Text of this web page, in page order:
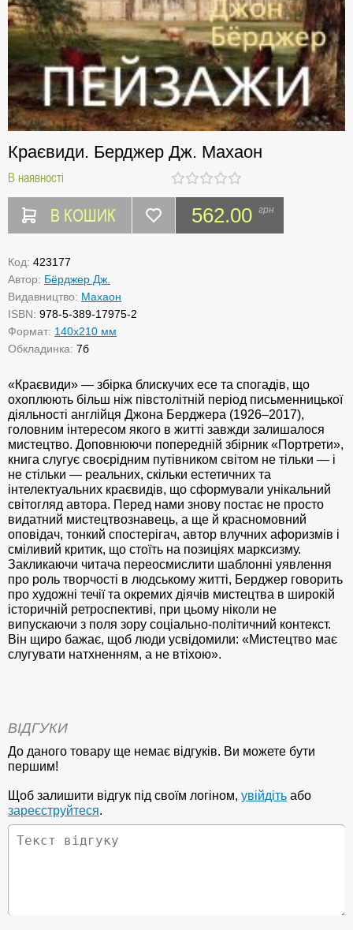
Краєвиди. Берджер Дж. Махаон
В наявності
В КОШИК 562.00 грн
Код: 423177
Автор: Бёрджер Дж.
Видавництво: Махаон
ISBN: 978-5-389-17975-2
Формат: 140х210 мм
Обкладинка: 7б
«Краєвиди» — збірка блискучих есе та спогадів, що
охоплюють більш ніж півстолітній період письменницької
діяльності англійця Джона Берджера (1926–2017),
головним інтересом якого в житті завжди залишалося
мистецтво. Доповнюючи попередній збірник «Портрети»,
книга слугує своєрідним путівником світом не тільки — і
не стільки — реальних, скільки естетичних та
інтелектуальних краєвидів, що сформували унікальний
світогляд автора. Перед нами знову постає не просто
видатний мистецтвознавець, а ще й красномовний
оповідач, тонкий спостерігач, автор влучних афоризмів і
сміливий критик, що стоїть на позиціях марксизму.
Закликаючи читача переосмислити шаблонні уявлення
про роль творчості в людському житті, Берджер говорить
про художні течії та окремих діячів мистецтва в широкій
історичній ретроспективі, при цьому ніколи не
випускаючи з поля зору соціально-політичний контекст.
Він щиро бажає, щоб люди усвідомили: «Мистецтво має
слугувати натхненням, а не втіхою».
ВІДГУКИ
До даного товару ще немає відгуків. Ви можете бути
першим!
Щоб залишити відгук під своїм логіном, увійдіть або
зареєструйтеся.